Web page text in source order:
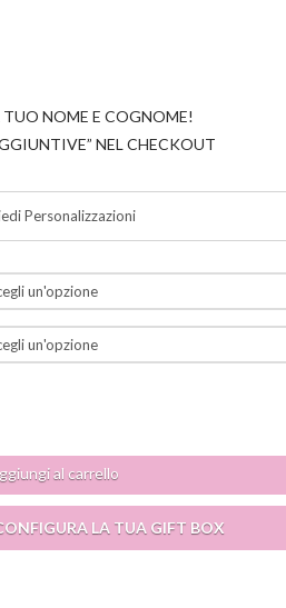
NOME E COGNOME!
NEL CHECKOUT
Personalizzazioni
al carrello
LA TUA GIFT BOX